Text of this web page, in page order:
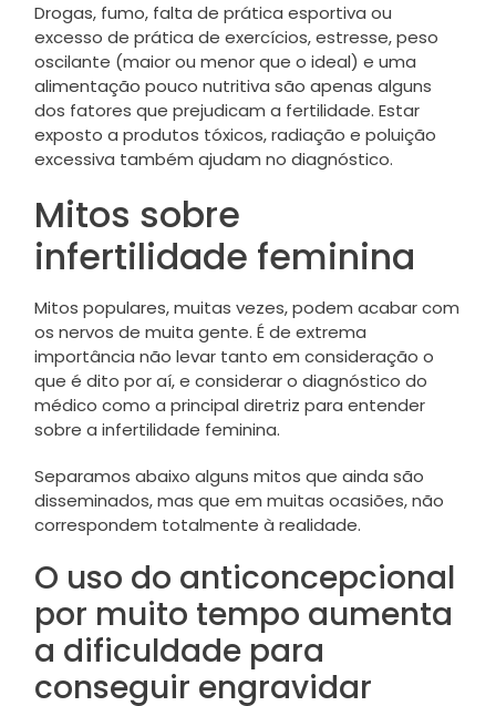
Drogas, fumo, falta de prática esportiva ou
excesso de prática de exercícios, estresse, peso
oscilante (maior ou menor que o ideal) e uma
alimentação pouco nutritiva são apenas alguns
dos fatores que prejudicam a fertilidade. Estar
exposto a produtos tóxicos, radiação e poluição
excessiva também ajudam no diagnóstico.
Mitos sobre
infertilidade feminina
Mitos populares, muitas vezes, podem acabar com
os nervos de muita gente. É de extrema
importância não levar tanto em consideração o
que é dito por aí, e considerar o diagnóstico do
médico como a principal diretriz para entender
sobre a infertilidade feminina.
Separamos abaixo alguns mitos que ainda são
disseminados, mas que em muitas ocasiões, não
correspondem totalmente à realidade.
O uso do anticoncepcional
por muito tempo aumenta
a dificuldade para
conseguir engravidar